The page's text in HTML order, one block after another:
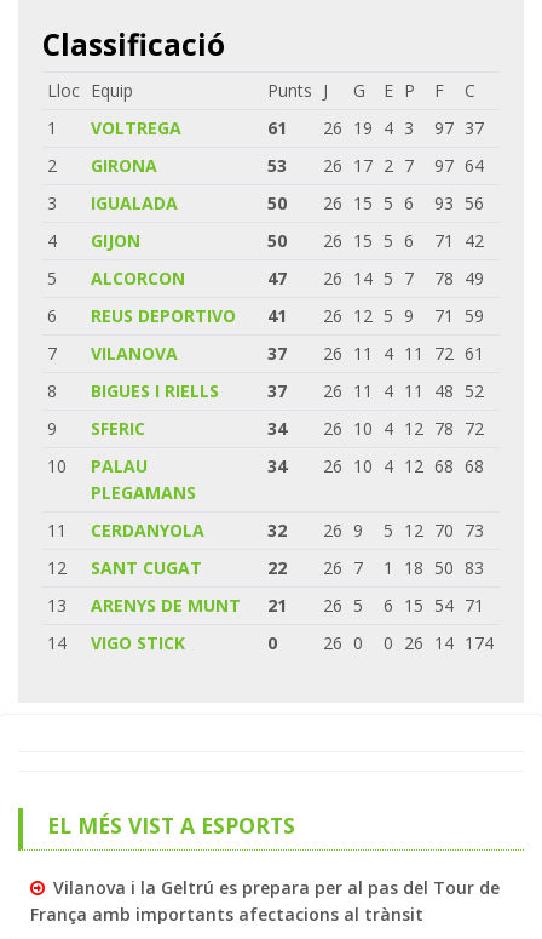
Classificació
Lloc Equip Punts J G E P F
C
1
VOLTREGA 61 26 19 4 3 97 37
2
GIRONA 53 26 17 2 7 97 64
3
IGUALADA 50 26 15 5 6 93 56
4
GIJON 50 26 15 5 6 71
42
5
ALCORCON 47 26 14 5 7 78 49
6
REUS DEPORTIVO 41 26 12 5 9 71
59
7
VILANOVA 37 26 11 4 11 72 61
8
BIGUES I RIELLS 37 26 11 4 11 48 52
9
SFERIC 34 26 10 4 12 78 72
10
PALAU
PLEGAMANS
34 26 10 4 12 68 68
11 CERDANYOLA 32 26 9 5 12 70 73
12
SANT CUGAT 22 26 7 1 18 50 83
13
ARENYS DE MUNT 21 26 5 6 15 54 71
14
VIGO STICK 0 26 0 0 26 14 174
EL MÉS VIST A ESPORTS
Vilanova i la Geltrú es prepara per al pas del Tour de
França amb importants afectacions al trànsit